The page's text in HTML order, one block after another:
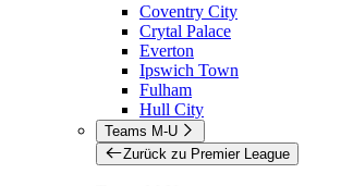
Coventry City
Crytal Palace
Everton
Ipswich Town
Fulham
Hull City
Teams M-U
Zurück zu Premier League